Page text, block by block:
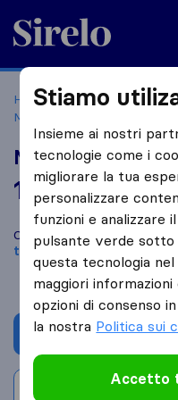
Sirelo.it
Home Le 10 migliori
Morasco
Mp Arredamenti
10,0
recensioni di
Confronta Mp Arredamenti
traslochidiFino Morasco
Stiamo
Insieme ai nostri
tecnologie come i
migliorare la tua
personalizzare
funzioni e analizzare
pulsante verde sotto
questa tecnologia
maggiori
opzioni di consenso
la nostra Politica sui
Accetto